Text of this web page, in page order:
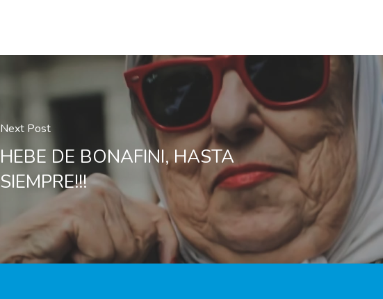
Next Post
HEBE DE BONAFINI, HASTA
SIEMPRE!!!